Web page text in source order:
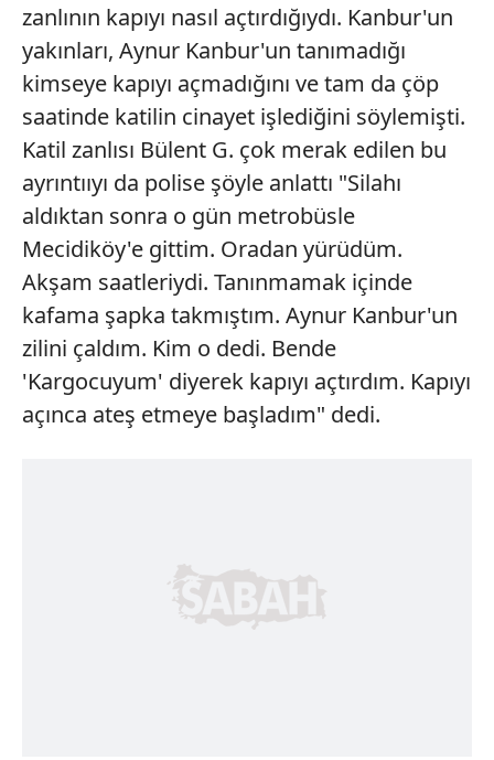
zanlının kapıyı nasıl açtırdığıydı. Kanbur'un
yakınları, Aynur Kanbur'un tanımadığı
kimseye kapıyı açmadığını ve tam da çöp
saatinde katilin cinayet işlediğini söylemişti.
Katil zanlısı Bülent G. çok merak edilen bu
ayrıntııyı da polise şöyle anlattı "Silahı
aldıktan sonra o gün metrobüsle
Mecidiköy'e gittim. Oradan yürüdüm.
Akşam saatleriydi. Tanınmamak içinde
kafama şapka takmıştım. Aynur Kanbur'un
zilini çaldım. Kim o dedi. Bende
'Kargocuyum' diyerek kapıyı açtırdım. Kapıyı
açınca ateş etmeye başladım" dedi.